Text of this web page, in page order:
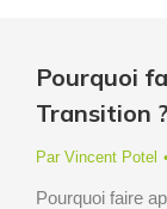
Pourquoi
Transition ?
Par Vincent Potel
Pourquoi faire